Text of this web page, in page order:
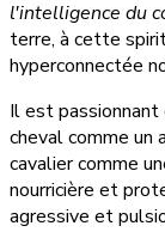
l'intelligence du
terre, à cette
hyperconnectée
Il est passionnant
cheval comme un
cavalier comme
nourricière et
agressive et